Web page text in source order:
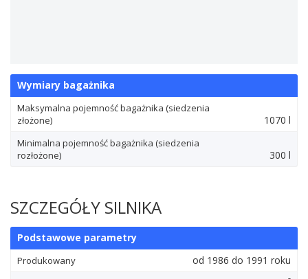
Wymiary bagażnika
Maksymalna pojemność bagażnika (siedzenia
złożone)
1070 l
Minimalna pojemność bagażnika (siedzenia
rozłożone)
300 l
SZCZEGÓŁY SILNIKA
Podstawowe parametry
Produkowany od 1986 do 1991 roku